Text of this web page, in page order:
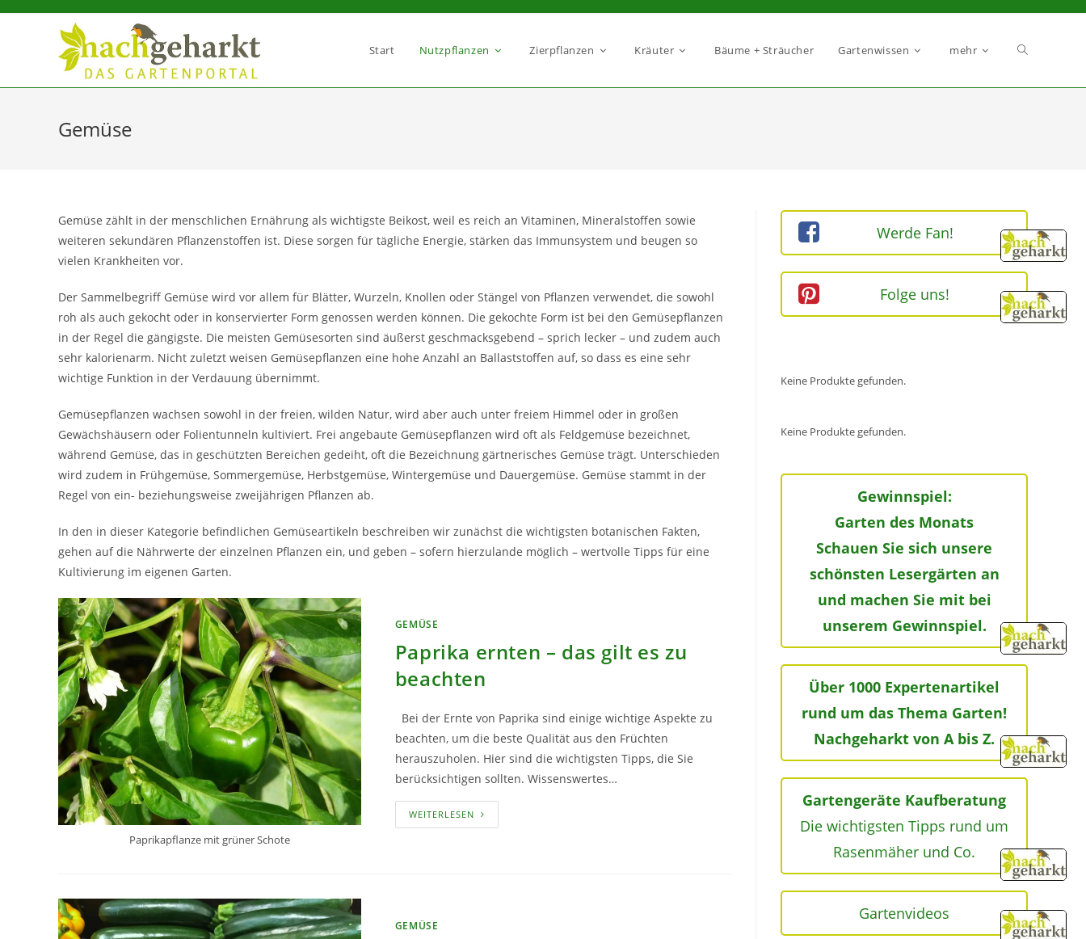
Sidebar-
Start Nutzpflanzen Zierpflanzen Kräuter Bäume + Sträucher Gartenwissen mehr
Gemüse
Gemüse zählt in der menschlichen Ernährung als wichtigste Beikost, weil es reich an Vitaminen, Mineralstoffen sowie
weiteren sekundären Pflanzenstoffen ist. Diese sorgen für tägliche Energie, stärken das Immunsystem und beugen so
vielen Krankheiten vor.
Der Sammelbegriff Gemüse wird vor allem für Blätter, Wurzeln, Knollen oder Stängel von Pflanzen verwendet, die sowohl
roh als auch gekocht oder in konservierter Form genossen werden können. Die gekochte Form ist bei den Gemüsepflanzen
in der Regel die gängigste. Die meisten Gemüsesorten sind äußerst geschmacksgebend – sprich lecker – und zudem auch
sehr kalorienarm. Nicht zuletzt weisen Gemüsepflanzen eine hohe Anzahl an Ballaststoffen auf, so dass es eine sehr
wichtige Funktion in der Verdauung übernimmt.
Gemüsepflanzen wachsen sowohl in der freien, wilden Natur, wird aber auch unter freiem Himmel oder in großen
Gewächshäusern oder Folientunneln kultiviert. Frei angebaute Gemüsepflanzen wird oft als Feldgemüse bezeichnet,
während Gemüse, das in geschützten Bereichen gedeiht, oft die Bezeichnung gärtnerisches Gemüse trägt. Unterschieden
wird zudem in Frühgemüse, Sommergemüse, Herbstgemüse, Wintergemüse und Dauergemüse. Gemüse stammt in der
Regel von ein- beziehungsweise zweijährigen Pflanzen ab.
In den in dieser Kategorie befindlichen Gemüseartikeln beschreiben wir zunächst die wichtigsten botanischen Fakten,
gehen auf die Nährwerte der einzelnen Pflanzen ein, und geben – sofern hierzulande möglich – wertvolle Tipps für eine
Kultivierung im eigenen Garten.
Paprikapflanze mit grüner Schote
GEMÜSE
Paprika ernten – das gilt es zu
beachten
Bei der Ernte von Paprika sind einige wichtige Aspekte zu
beachten, um die beste Qualität aus den Früchten
herauszuholen. Hier sind die wichtigsten Tipps, die Sie
berücksichtigen sollten. Wissenswertes…
WEITERLESENPAPRIKA
ERNTEN
GEMÜSE
Werde Fan!
Folge uns!
Keine Produkte gefunden.
Keine Produkte gefunden.
Gewinnspiel:
Garten des Monats
Schauen Sie sich unsere
schönsten Lesergärten an
und machen Sie mit bei
unserem Gewinnspiel.
Über 1000 Expertenartikel
rund um das Thema Garten!
Nachgeharkt von A bis Z.
Gartengeräte Kaufberatung
Die wichtigsten Tipps rund um
Rasenmäher und Co.
Gartenvideos